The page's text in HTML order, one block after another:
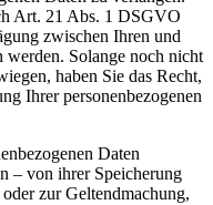
Art. 21 Abs. 1 DSGVO
zwischen Ihren und
werden. Solange noch nicht
haben Sie das Recht,
Ihrer personenbezogenen
Daten
– von ihrer Speicherung
zur Geltendmachung,